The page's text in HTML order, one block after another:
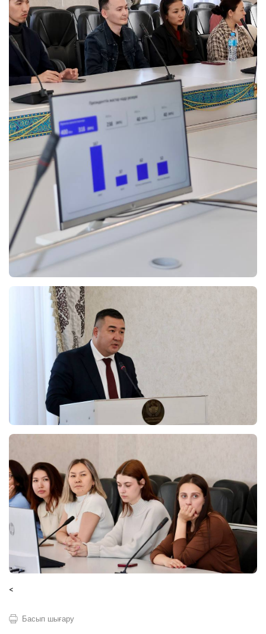
<
Басып шығару